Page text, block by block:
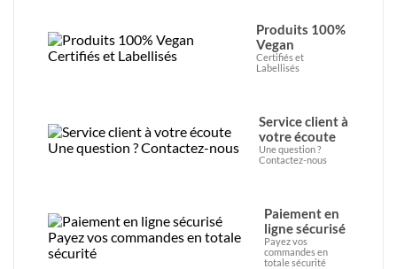
Produits 100%
Vegan
Certifiés et
Labellisés
Service client à
votre écoute
Une question ?
Contactez-nous
Paiement en
ligne sécurisé
Payez vos
commandes en
totale sécurité